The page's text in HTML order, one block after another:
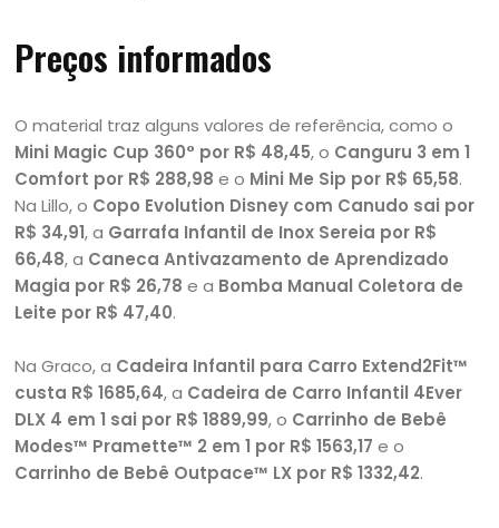
Preços informados
O material traz alguns valores de referência, como o
Mini Magic Cup 360° por R$ 48,45, o Canguru 3 em 1
Comfort por R$ 288,98 e o Mini Me Sip por R$ 65,58.
Na Lillo, o Copo Evolution Disney com Canudo sai por
R$ 34,91, a Garrafa Infantil de Inox Sereia por R$
66,48, a Caneca Antivazamento de Aprendizado
Magia por R$ 26,78 e a Bomba Manual Coletora de
Leite por R$ 47,40.
Na Graco, a Cadeira Infantil para Carro Extend2Fit™
custa R$ 1685,64, a Cadeira de Carro Infantil 4Ever
DLX 4 em 1 sai por R$ 1889,99, o Carrinho de Bebê
Modes™ Pramette™ 2 em 1 por R$ 1563,17 e o
Carrinho de Bebê Outpace™ LX por R$ 1332,42.